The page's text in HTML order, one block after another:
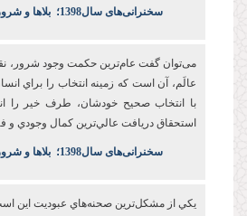
سخنرانی‌های سال1398 ؛ بلاها و
می‌توان گفت عام‌ترين حکمت وجود شرور،
عالَم، آن است که زمينه انتخاب را براي
با انتخاب صحيح خودشان، طرف خير را
استحقاق دريافت عالي‌ترين کمال وجودي و
سخنرانی‌های سال1398 ؛ بلاها و
يکي از مشکل‌ترين صحنه‌هاي عبوديت این